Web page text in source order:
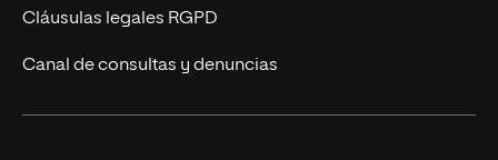
Cláusulas legales RGPD
Canal de consultas y denuncias